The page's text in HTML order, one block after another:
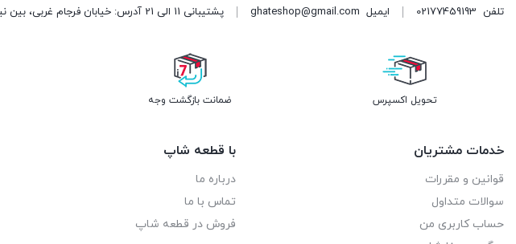
تلفن 02177459193 ایمیل ghateshop@gmail.com پشتیبانی 11 الی 21 آدرس: خیابان فرجام غربی، بین نیروی دریایی و هنگام، پلاک 1036
تحویل اکسپرس ضمانت بازگشت وجه
خدمات مشتریان
قوانین و مقررات
سوالات متداول
حساب کاربری من
با قطعه شاپ
درباره ما
تماس با ما
فروش در قطعه شاپ